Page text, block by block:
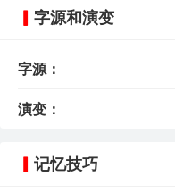
字源和演变
字源：
演变：
记忆技巧